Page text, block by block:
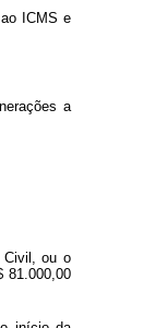
ao ICMS e
es a
ou o
81.000, 00